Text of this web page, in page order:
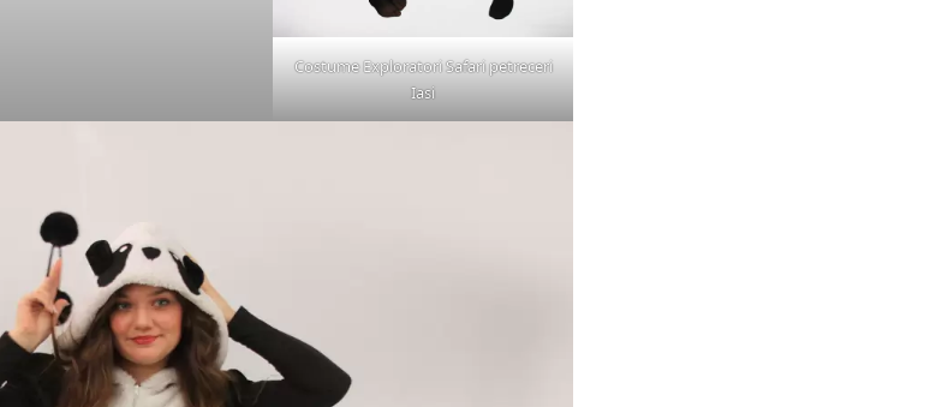
Costume Exploratori Safari petreceri
Iasi